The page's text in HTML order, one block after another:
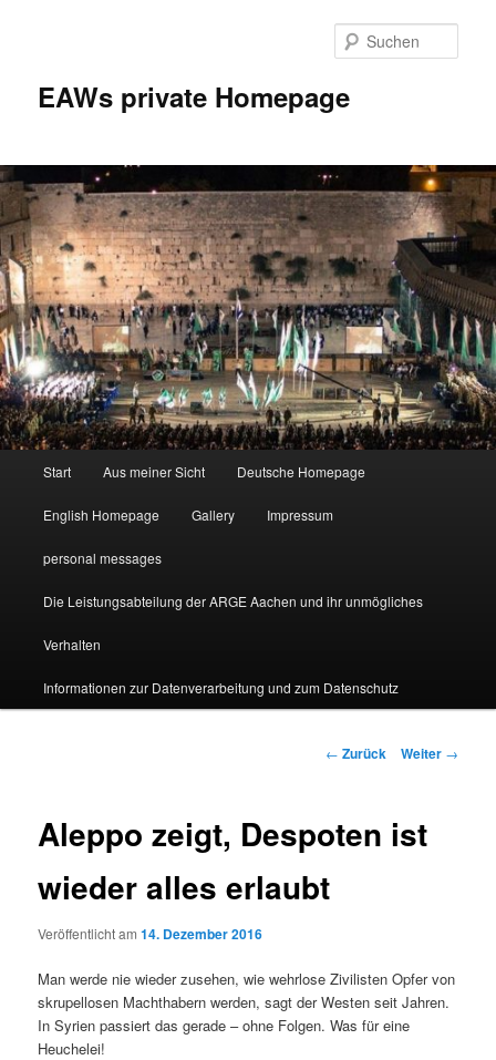
EAWs private Homepage
Start Aus meiner Sicht Deutsche Homepage
English Homepage Gallery Impressum
personal messages
Die Leistungsabteilung der ARGE Aachen und ihr unmögliches
Verhalten
Informationen zur Datenverarbeitung und zum Datenschutz
Beitragsnavigation
← Zurück Weiter →
Aleppo zeigt, Despoten ist
wieder alles erlaubt
Veröffentlicht am14. Dezember 2016
Man werde nie wieder zusehen, wie wehrlose Zivilisten Opfer von
skrupellosen Machthabern werden, sagt der Westen seit Jahren.
In Syrien passiert das gerade – ohne Folgen. Was für eine
Heuchelei!